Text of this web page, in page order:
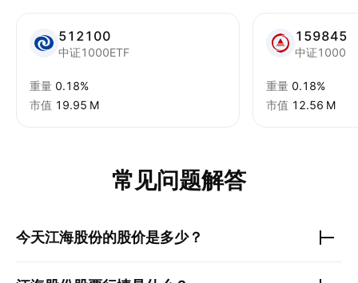
512100
中证1000ETF
重量 0.18%
市值 ‪19.95 M‬
159845
中证1000
重量 0.18%
市值 ‪12.56 M‬
常见问题解答
今天江海股份的股价是多少？